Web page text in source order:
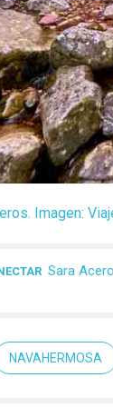
Imagen:
Sara Acero
NAVAHERMOSA